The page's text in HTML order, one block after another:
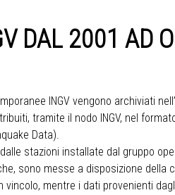
DAL 2001 AD
INGV vengono archiviati
tramite il nodo INGV, nel
Data).
stazioni installate dal gruppo
sono messe a disposizione della
vincolo, mentre i dati provenienti